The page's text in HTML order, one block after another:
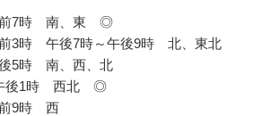
前7時 南、東 ◎
前3時 午後7時～午後9時 北、東北
5時 南、西、北
午後1時 西北 ◎
前9時 西